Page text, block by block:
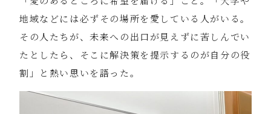
地域などには必ずその場所を愛している人がいる。
その人たちが、未来への出口が見えずに苦しんでい
たとしたら、そこに解決策を提示するのが自分の役
割」と熱い思いを語った。